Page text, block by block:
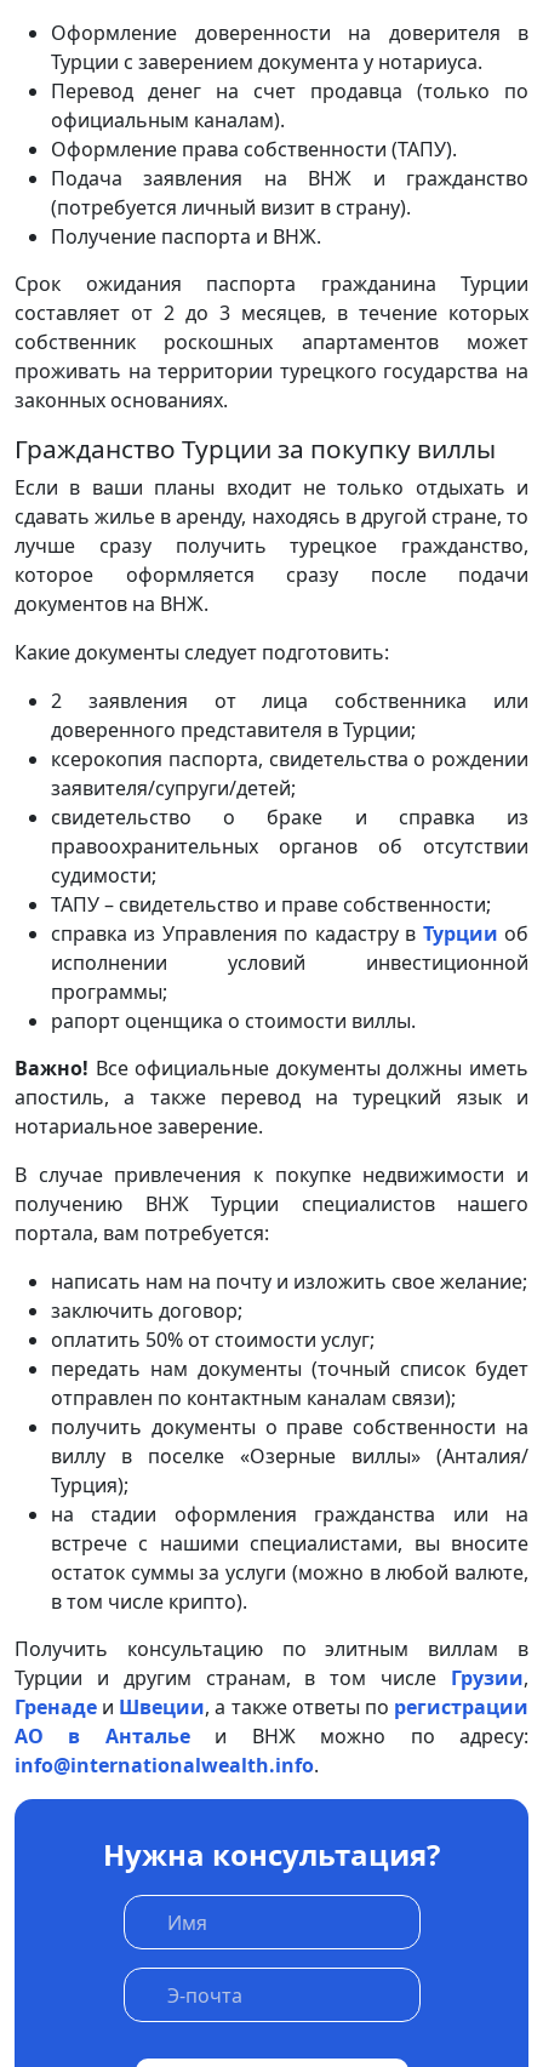
Оформление доверенности на доверителя в
Турции с заверением документа у нотариуса.
Перевод денег на счет продавца (только по
официальным каналам).
Оформление права собственности (ТАПУ).
Подача заявления на ВНЖ и гражданство
(потребуется личный визит в страну).
Получение паспорта и ВНЖ.
Срок ожидания паспорта гражданина Турции
составляет от 2 до 3 месяцев, в течение которых
собственник роскошных апартаментов может
проживать на территории турецкого государства на
законных основаниях.
Гражданство Турции за покупку виллы
Если в ваши планы входит не только отдыхать и
сдавать жилье в аренду, находясь в другой стране, то
лучше сразу получить турецкое гражданство,
которое оформляется сразу после подачи
документов на ВНЖ.
Какие документы следует подготовить:
2 заявления от лица собственника или
доверенного представителя в Турции;
ксерокопия паспорта, свидетельства о рождении
заявителя/супруги/детей;
свидетельство о браке и справка из
правоохранительных органов об отсутствии
судимости;
ТАПУ – свидетельство и праве собственности;
справка из Управления по кадастру в Турции об
исполнении условий инвестиционной
программы;
рапорт оценщика о стоимости виллы.
Важно! Все официальные документы должны иметь
апостиль, а также перевод на турецкий язык и
нотариальное заверение.
В случае привлечения к покупке недвижимости и
получению ВНЖ Турции специалистов нашего
портала, вам потребуется:
написать нам на почту и изложить свое желание;
заключить договор;
оплатить 50% от стоимости услуг;
передать нам документы (точный список будет
отправлен по контактным каналам связи);
получить документы о праве собственности на
виллу в поселке «Озерные виллы» (Анталия/
Турция);
на стадии оформления гражданства или на
встрече с нашими специалистами, вы вносите
остаток суммы за услуги (можно в любой валюте,
в том числе крипто).
Получить консультацию по элитным виллам в
Турции и другим странам, в том числе Грузии,
Гренаде и Швеции, а также ответы по регистрации
АО в Антальеи ВНЖ можно по адресу:
info@internationalwealth.info.
Нужна консультация?